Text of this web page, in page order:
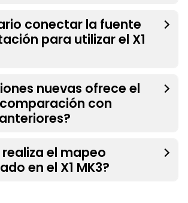
conectar la fuente
para utilizar el X1
nuevas ofrece el
comparación con
el mapeo
en el X1 MK3?